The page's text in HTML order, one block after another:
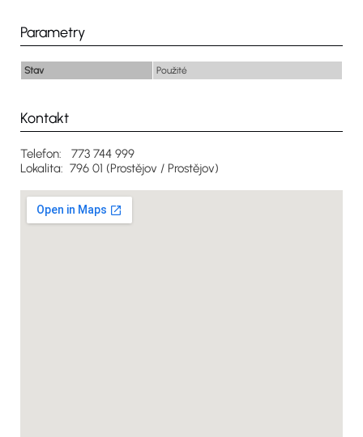
Parametry
Stav Použité
Kontakt
Telefon: 773 744 999
Lokalita: 796 01 (Prostějov / Prostějov)